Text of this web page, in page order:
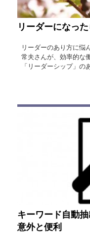
リーダーになっ
リーダーのあり方に悩
常夫さんが、効率的な
「リーダーシップ」の
キーワード自動
意外と便利